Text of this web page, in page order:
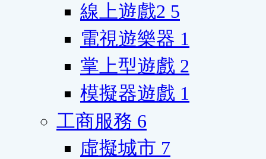
線上遊戲2 5
電視遊樂器 1
掌上型遊戲 2
模擬器遊戲 1
工商服務 6
虛擬城市 7